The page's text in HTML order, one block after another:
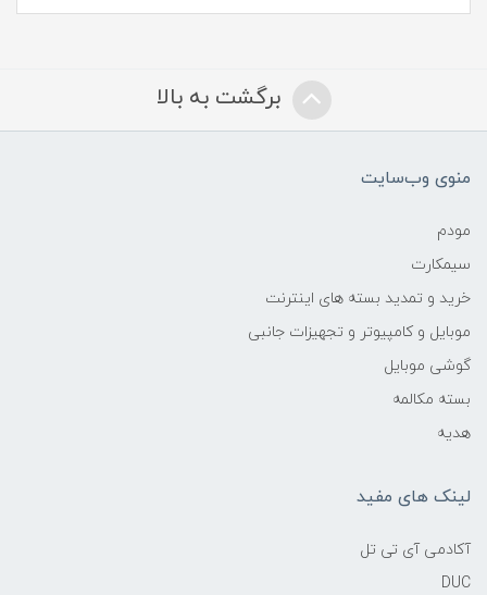
برگشت به بالا
منوی وب‌سایت
مودم
سیمکارت
خرید و تمدید بسته های اینترنت
موبایل و کامپیوتر و تجهیزات جانبی
گوشی موبایل
بسته مکالمه
هدیه
لینک های مفید
آکادمی آی تی تل
DUC